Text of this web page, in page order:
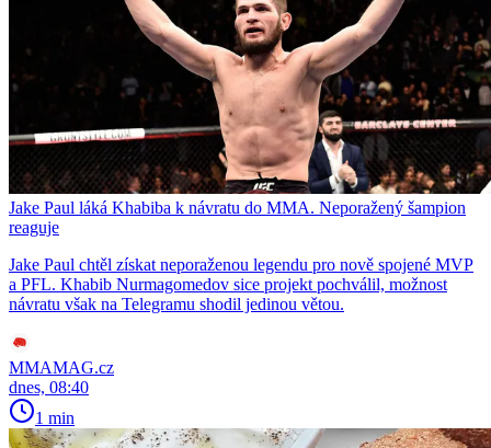
Jake Paul láká Khabiba k návratu do MMA. Neporažený šampion
reaguje
Jake Paul chtěl získat neporaženou legendu pro nově spojené MVP
a PFL. Khabib Nurmagomedov sice projekt pochválil, možnost
návratu však na Telegramu shodil jedinou větou.
MMAMAG.cz
dnes, 08:40
1 min